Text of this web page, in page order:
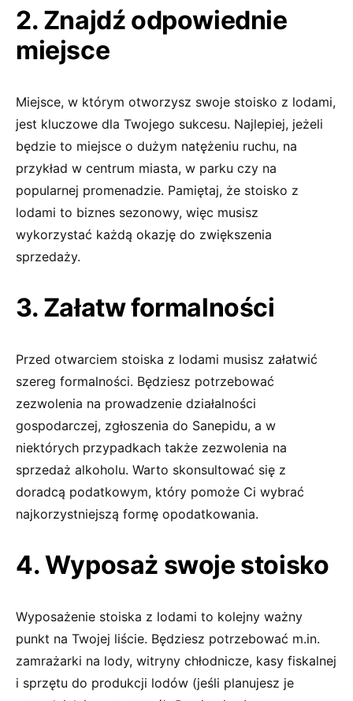
2. Znajdź odpowiednie
miejsce
Miejsce, w którym otworzysz swoje stoisko z lodami,
jest kluczowe dla Twojego sukcesu. Najlepiej, jeżeli
będzie to miejsce o dużym natężeniu ruchu, na
przykład w centrum miasta, w parku czy na
popularnej promenadzie. Pamiętaj, że stoisko z
lodami to biznes sezonowy, więc musisz
wykorzystać każdą okazję do zwiększenia
sprzedaży.
3. Załatw formalności
Przed otwarciem stoiska z lodami musisz załatwić
szereg formalności. Będziesz potrzebować
zezwolenia na prowadzenie działalności
gospodarczej, zgłoszenia do Sanepidu, a w
niektórych przypadkach także zezwolenia na
sprzedaż alkoholu. Warto skonsultować się z
doradcą podatkowym, który pomoże Ci wybrać
najkorzystniejszą formę opodatkowania.
4. Wyposaż swoje stoisko
Wyposażenie stoiska z lodami to kolejny ważny
punkt na Twojej liście. Będziesz potrzebować m.in.
zamrażarki na lody, witryny chłodnicze, kasy fiskalnej
i sprzętu do produkcji lodów (jeśli planujesz je